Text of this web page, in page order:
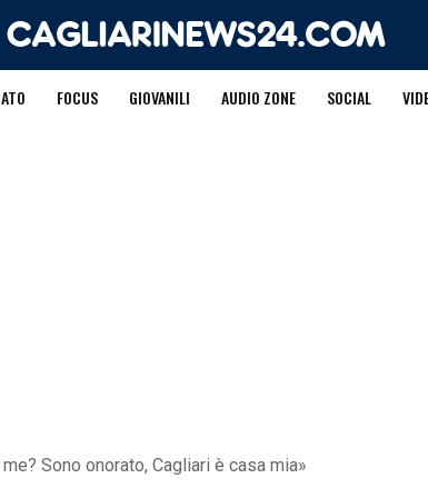
FOCUS GIOVANILI AUDIO ZONE SOCIAL
Sono onorato, Cagliari è casa mia»